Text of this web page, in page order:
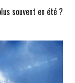
souvent en été ?